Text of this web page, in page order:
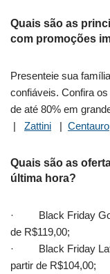
Quais são as
com promoções
Presenteie sua
confiáveis. Confira
de até 80% em
| Zattini | Centauro
Quais são as
última hora?
· Black Friday Gol-
de R$119,00;
· Black Friday
partir de R$104,00;